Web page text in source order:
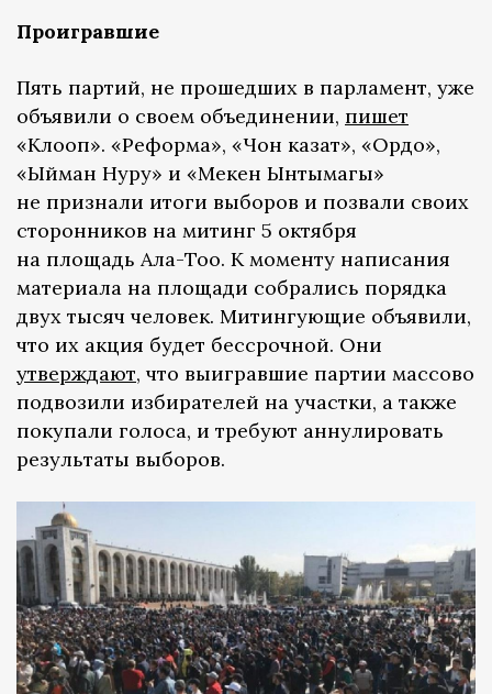
Проигравшие
Пять партий, не прошедших в парламент, уже
объявили о своем объединении, пишет
«Клооп». «Реформа», «Чон казат», «Ордо»,
«Ыйман Нуру» и «Мекен Ынтымагы»
не признали итоги выборов и позвали своих
сторонников на митинг 5 октября
на площадь Ала-Тоо. К моменту написания
материала на площади собрались порядка
двух тысяч человек. Митингующие объявили,
что их акция будет бессрочной. Они
утверждают, что выигравшие партии массово
подвозили избирателей на участки, а также
покупали голоса, и требуют аннулировать
результаты выборов.